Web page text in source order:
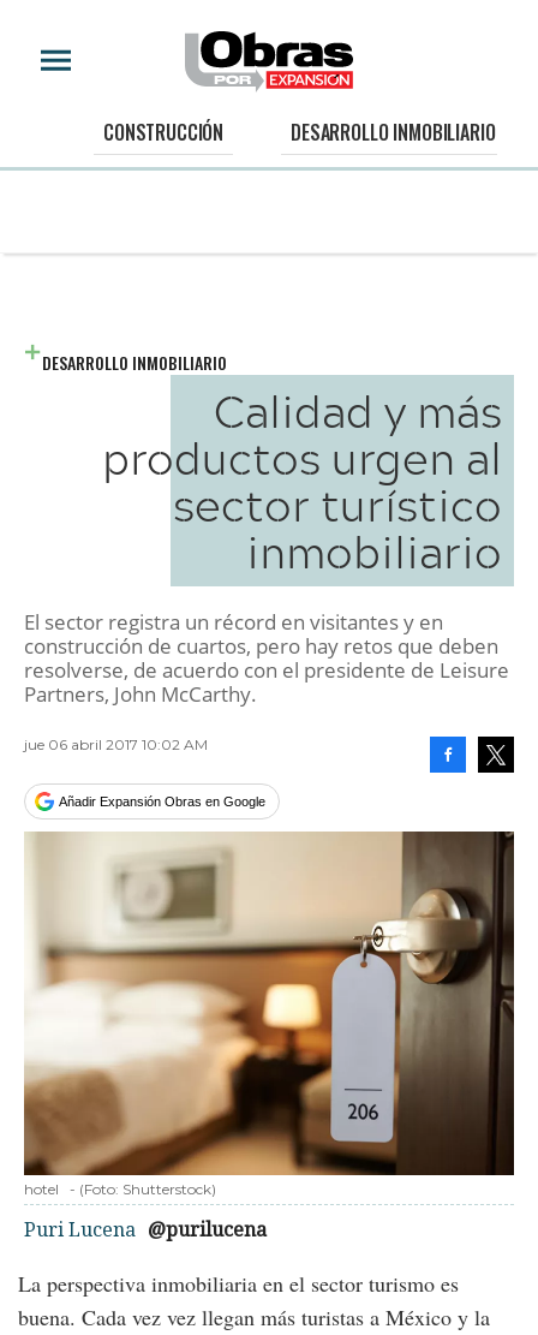
CONSTRUCCIÓN DESARROLLO INMOBILIARIO
DESARROLLO INMOBILIARIO
Calidad y más
productos urgen al
sector turístico
inmobiliario
El sector registra un récord en visitantes y en
construcción de cuartos, pero hay retos que deben
resolverse, de acuerdo con el presidente de Leisure
Partners, John McCarthy.
jue 06 abril 2017 10:02 AM
Añadir Expansión Obras en Google
hotel - (Foto: Shutterstock)
Puri Lucena @purilucena
La perspectiva inmobiliaria en el sector turismo es
buena. Cada vez vez llegan más turistas a México y la